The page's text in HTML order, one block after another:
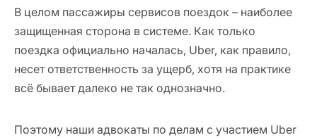
В целом пассажиры сервисов поездок – наиболее
защищенная сторона в системе. Как только
поездка официально началась, Uber, как правило,
несет ответственность за ущерб, хотя на практике
всё бывает далеко не так однозначно.
Поэтому наши адвокаты по делам с участием Uber